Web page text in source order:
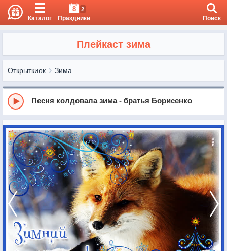
Каталог
8 2
Праздники Поиск
Плейкаст зима
Открыткиок Зима
Песня колдовала зима - братья Борисенко